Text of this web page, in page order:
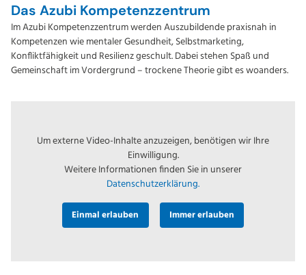
Das Azubi Kompetenzzentrum
Im Azubi Kompetenzzentrum werden Auszubildende praxisnah in
Kompetenzen wie mentaler Gesundheit, Selbstmarketing,
Konfliktfähigkeit und Resilienz geschult. Dabei stehen Spaß und
Gemeinschaft im Vordergrund – trockene Theorie gibt es woanders.
Um externe Video-Inhalte anzuzeigen, benötigen wir Ihre
Einwilligung.
Weitere Informationen finden Sie in unserer
Datenschutzerklärung.
Einmal erlauben Immer erlauben